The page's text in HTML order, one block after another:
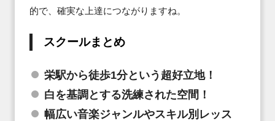
的で、確実な上達につながりますね。
スクールまとめ
栄駅から徒歩1分という超好立地！
白を基調とする洗練された空間！
幅広い音楽ジャンルやスキル別レッス